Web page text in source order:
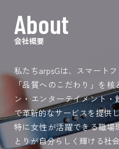
About
会社概要
私たちarpsGは、スマート
「品質へのこだわり」を
ン・エンターテイメント
で革新的なサービスを提供
特に女性が活躍できる職場
とりが自分らしく輝ける社